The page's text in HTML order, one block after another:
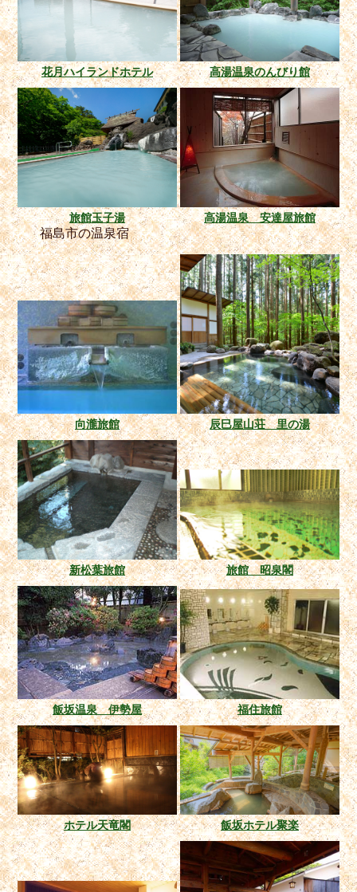
花月ハイランドホテル 高湯温泉のんびり館
旅館玉子湯 高湯温泉 安達屋旅館
福島市の温泉宿
向瀧旅館 辰巳屋山荘 里の湯
新松葉旅館 旅館 昭泉閣
飯坂温泉 伊勢屋 福住旅館
ホテル天竜閣 飯坂ホテル聚楽